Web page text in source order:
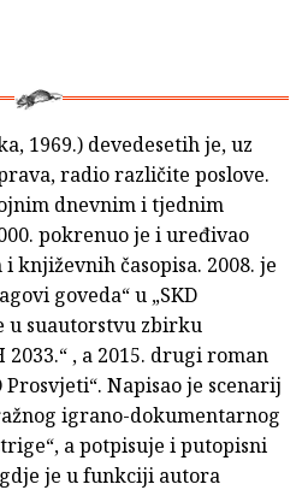
1969.) devedesetih je, uz
radio različite poslove.
dnevnim i tjednim
pokrenuo je i uređivao
časopisa. 2008. je
goveda“ u „SKD
u suautorstvu zbirku
, a 2015. drugi roman
Napisao je scenarij
igrano-dokumentarnog
a potpisuje i putopisni
je u funkciji autora